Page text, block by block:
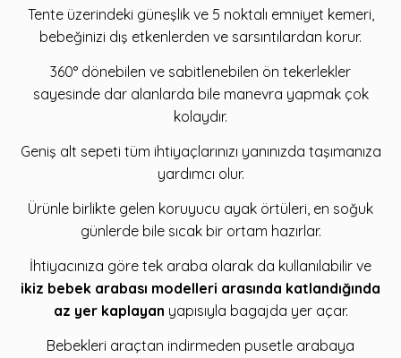
Tente üzerindeki güneşlik ve 5 noktalı emniyet kemeri,
bebeğinizi dış etkenlerden ve sarsıntılardan korur.
360° dönebilen ve sabitlenebilen ön tekerlekler
sayesinde dar alanlarda bile manevra yapmak çok
kolaydır.
Geniş alt sepeti tüm ihtiyaçlarınızı yanınızda taşımanıza
yardımcı olur.
Ürünle birlikte gelen koruyucu ayak örtüleri, en soğuk
günlerde bile sıcak bir ortam hazırlar.
İhtiyacınıza göre tek araba olarak da kullanılabilir ve
ikiz bebek arabası modelleri arasında katlandığında
az yer kaplayan yapısıyla bagajda yer açar.
Bebekleri araçtan indirmeden pusetle arabaya